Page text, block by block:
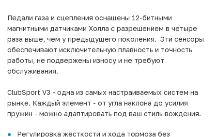
Педали газа и сцепления оснащены 12-битными
магнитными датчиками Холла с разрешением в четыре
раза выше, чем у предыдущего поколения. Эти сенсоры
обеспечивают исключительную плавность и точность
работы, не подвержены износу и не требуют
обслуживания.
ClubSport V3 - одна из самых настраиваемых систем на
рынке. Каждый элемент - от угла наклона до усилия
пружин - можно адаптировать под ваш стиль вождения.
Регулировка жёсткости и хода тормоза без